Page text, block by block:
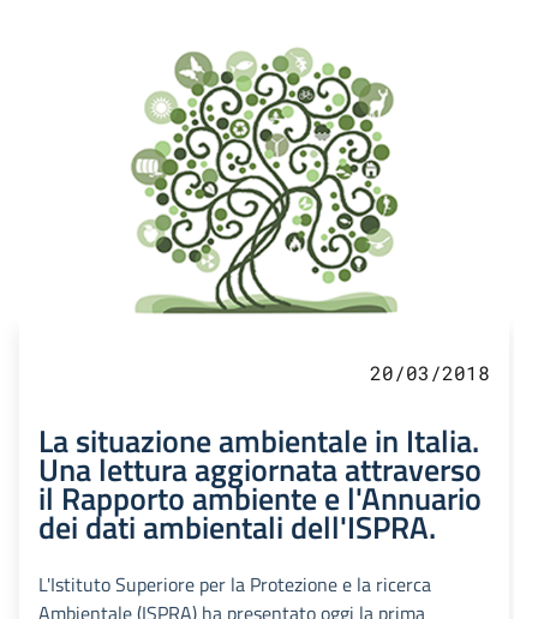
20/03/2018
La situazione ambientale in Italia.
Una lettura aggiornata attraverso
il Rapporto ambiente e l'Annuario
dei dati ambientali dell'ISPRA.
L'Istituto Superiore per la Protezione e la ricerca